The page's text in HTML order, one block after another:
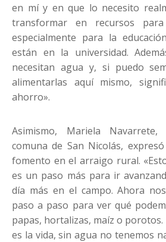
en mí y en que lo necesito
transformar en recursos
especialmente para la
están en la universidad.
necesitan agua y, si puedo
alimentarlas aquí mismo,
ahorro».
Asimismo, Mariela
comuna de San Nicolás,
fomento en el arraigo rural.
es un paso más para ir
día más en el campo. Ahora
paso a paso para ver qué
papas, hortalizas, maíz o porotos.
es la vida, sin agua no tenemos